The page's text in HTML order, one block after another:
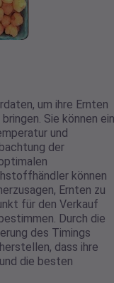
um ihre Ernten
Sie können
und
der
können
Ernten zu
für den Verkauf
Durch die
des Timings
dass ihre
die besten